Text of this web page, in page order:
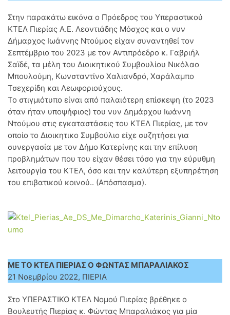
Στην παρακάτω εικόνα ο Πρόεδρος του Υπεραστικού
ΚΤΕΛ Πιερίας Α.Ε. Λεοντιάδης Μόσχος και ο νυν
Δήμαρχος Ιωάννης Ντούμος είχαν συναντηθεί τον
Σεπτέμβριο του 2023 με τον Αντιπρόεδρο κ. Γαβριήλ
Σαϊδέ, τα μέλη του Διοικητικού Συμβουλίου Νικόλαο
Μπουλούμη, Κωνσταντίνο Χαλιανδρό, Χαράλαμπο
Τσεχερίδη και Λεωφοριούχους.
Το στιγμιότυπο είναι από παλαιότερη επίσκεψη (το 2023
όταν ήταν υποψήφιος) του νυν Δημάρχου Ιωάννη
Ντούμου στις εγκαταστάσεις του ΚΤΕΛ Πιερίας, με τον
οποίο το Διοικητικο Συμβούλιο είχε συζητήσει για
συνεργασία με τον Δήμο Κατερίνης και την επίλυση
προβλημάτων που του είχαν θέσει τόσο για την εύρυθμη
λειτουργία του ΚΤΕΛ, όσο και την καλύτερη εξυπηρέτηση
του επιβατικού κοινού.. (Απόσπασμα).
ΜΕ ΤΟ ΚΤΕΛ ΠΙΕΡΙΑΣ Ο ΦΩΝΤΑΣ ΜΠΑΡΑΛΙΑΚΟΣ
21 Νοεμβρίου 2022, ΠΙΕΡΙΑ
Στο ΥΠΕΡΑΣΤΙΚΟ ΚΤΕΛ Νομού Πιερίας βρέθηκε ο
Βουλευτής Πιερίας κ. Φώντας Μπαραλιάκος για μία